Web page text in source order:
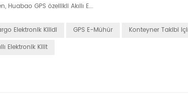
GPS özellikli Akıllı E...
Elektronik Kilidi GPS E-Mühür
Konteyner Takibi
Elektronik Kilit